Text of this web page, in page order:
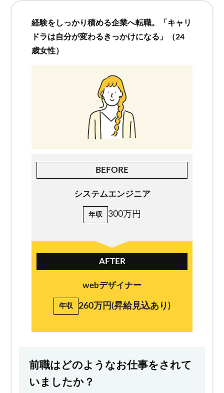
経験をしっかり積める企業へ転職。「キャリ
ドラは自分が変わるきっかけになる」（24
歳女性）
BEFORE
システムエンジニア
年収 300万円
AFTER
webデザイナー
年収 260万円(昇給見込あり)
前職はどのようなお仕事をされて
いましたか？
お客様相談窓口